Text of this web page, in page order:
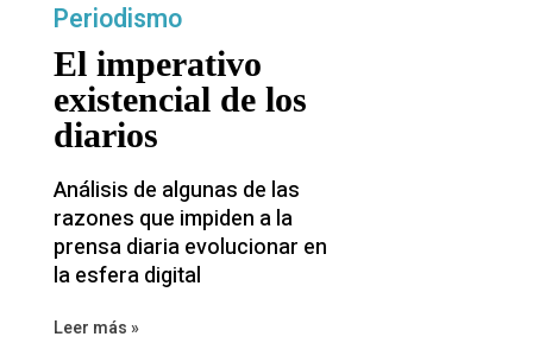
El imperativo
existencial de los
diarios
Periodismo
Análisis de algunas de las
razones que impiden a la
prensa diaria evolucionar en
la esfera digital
Leer más »